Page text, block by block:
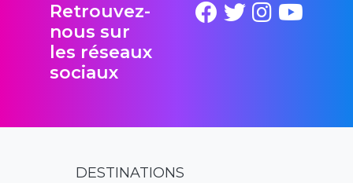
Retrouvez-
nous sur
les réseaux
sociaux
DESTINATIONS